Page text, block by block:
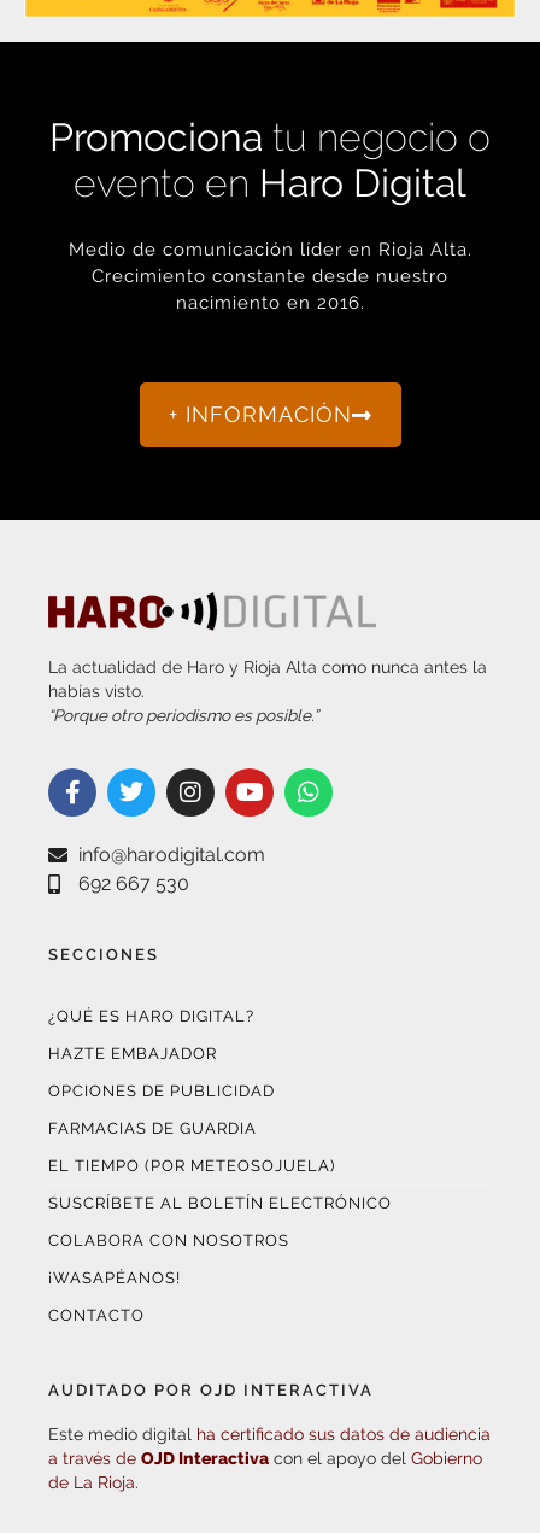
Promociona tu negocio o
evento en Haro Digital
Medio de comunicación líder en Rioja Alta.
Crecimiento constante desde nuestro
nacimiento en 2016.
+ INFORMACIÓN
La actualidad de Haro y Rioja Alta como nunca antes la
habías visto.
“Porque otro periodismo es posible.”
info@harodigital.com
692 667 530
SECCIONES
¿QUÉ ES HARO DIGITAL?
HAZTE EMBAJADOR
OPCIONES DE PUBLICIDAD
FARMACIAS DE GUARDIA
EL TIEMPO (POR METEOSOJUELA)
SUSCRÍBETE AL BOLETÍN ELECTRÓNICO
COLABORA CON NOSOTROS
¡WASAPÉANOS!
CONTACTO
AUDITADO POR OJD INTERACTIVA
Este medio digital ha certificado sus datos de audiencia
a través de OJD Interactiva con el apoyo del Gobierno
de La Rioja.